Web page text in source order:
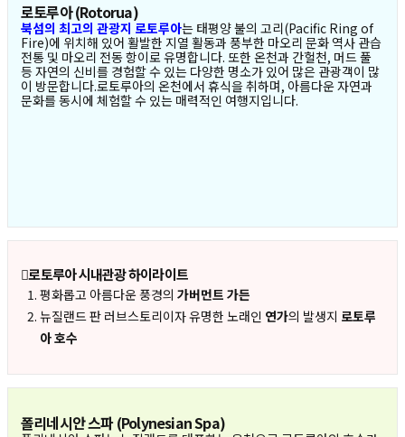
로토루아 (Rotorua)
북섬의 최고의 관광지 로토루아는 태평양 불의 고리(Pacific Ring of
Fire)에 위치해 있어 활발한 지열 활동과 풍부한 마오리 문화 역사 관습
전통 및 마오리 전동 항이로 유명합니다. 또한 온천과 간헐천, 머드 풀
등 자연의 신비를 경험할 수 있는 다양한 명소가 있어 많은 관광객이 많
이 방문합니다.로토루아의 온천에서 휴식을 취하며, 아름다운 자연과
문화를 동시에 체험할 수 있는 매력적인 여행지입니다.
로토루아 시내관광 하이라이트
평화롭고 아름다운 풍경의 가버먼트 가든
뉴질랜드 판 러브스토리이자 유명한 노래인 연가의 발생지 로토루
아 호수
폴리네시안 스파 (Polynesian Spa)